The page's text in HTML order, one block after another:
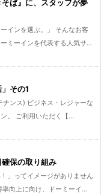
ば』に、スタッフが夢
インを選ぶ。」 そんなお客
ミーインを代表する人気サ...
その1
ンス) ビジネス・レジャーな
。 ご利用いただく【...
確保の取り組み
」ってイメージがありません
向上に向け、ドーミーイ...